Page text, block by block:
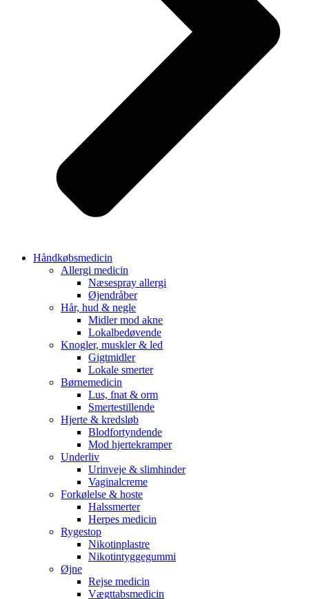
Håndkøbsmedicin
Allergi medicin
Næsespray allergi
Øjendråber
Hår, hud & negle
Midler mod akne
Lokalbedøvende
Knogler, muskler & led
Gigtmidler
Lokale smerter
Børnemedicin
Lus, fnat & orm
Smertestillende
Hjerte & kredsløb
Blodfortyndende
Mod hjertekramper
Underliv
Urinveje & slimhinder
Vaginalcreme
Forkølelse & hoste
Halssmerter
Herpes medicin
Rygestop
Nikotinplastre
Nikotintyggegummi
Øjne
Rejse medicin
Vægttabsmedicin